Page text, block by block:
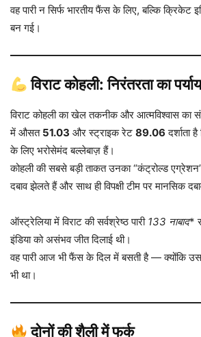
वह पारी न सिर्फ भारतीय फैंस के लिए, बल्कि क्रिकेट
बन गई।
विराट कोहली: निरंतरता का
विराट कोहली का खेल तकनीक और आत्मविश्वास का
में औसत 51.03 और स्ट्राइक रेट 89.06 दर्शाता
के लिए भरोसेमंद बल्लेबाज़ हैं।
कोहली की सबसे बड़ी ताकत उनका “कंट्रोल्ड
दबाव झेलते हैं और साथ ही विपक्षी टीम पर मानसिक
ऑस्ट्रेलिया में विराट की सर्वश्रेष्ठ पारी 133 नाबाद*
इंडिया को असंभव जीत दिलाई थी।
वह पारी आज भी फैंस के दिल में बसती है — क्योंकि
भी था।
दोनों की शैली में फर्क